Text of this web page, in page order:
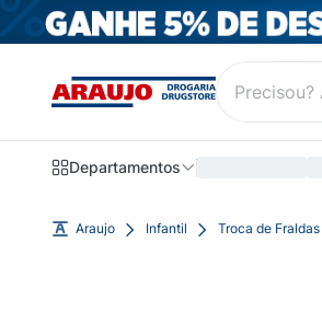
Departamentos
Araujo Infantil Troca de Fraldas